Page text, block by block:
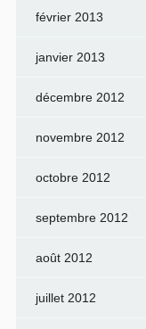
février 2013
janvier 2013
décembre 2012
novembre 2012
octobre 2012
septembre 2012
août 2012
juillet 2012